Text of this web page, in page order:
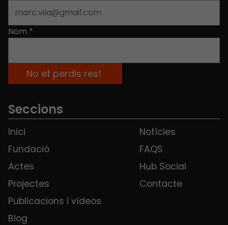
Nom *
Seccions
Inici
Fundació
Actes
Projectes
Publicacions i vídeos
Blog
Notícies
FAQS
Hub Social
Contacte